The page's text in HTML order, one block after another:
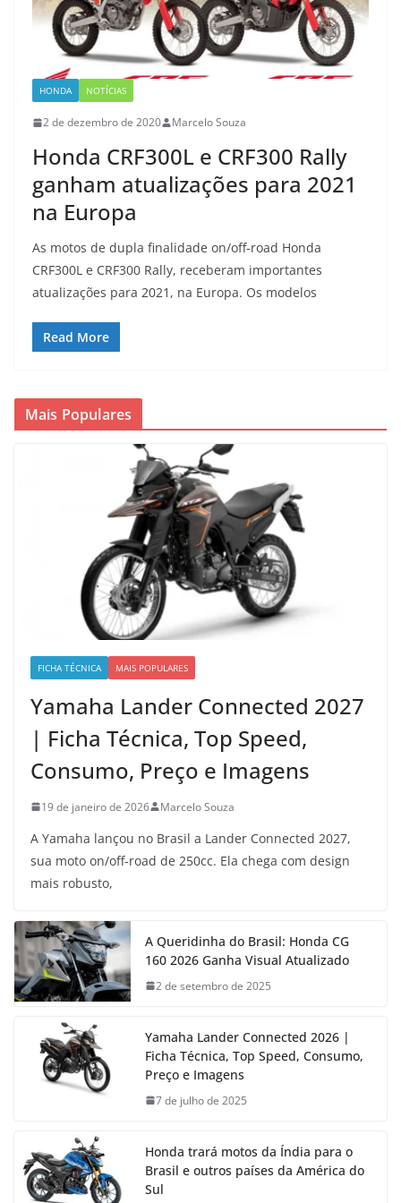
HONDA NOTÍCIAS
2 de dezembro de 2020 Marcelo Souza
Honda CRF300L e CRF300 Rally
ganham atualizações para 2021
na Europa
As motos de dupla finalidade on/off-road Honda
CRF300L e CRF300 Rally, receberam importantes
atualizações para 2021, na Europa. Os modelos
Read More
Mais Populares
FICHA TÉCNICA MAIS POPULARES
Yamaha Lander Connected 2027
| Ficha Técnica, Top Speed,
Consumo, Preço e Imagens
19 de janeiro de 2026 Marcelo Souza
A Yamaha lançou no Brasil a Lander Connected 2027,
sua moto on/off-road de 250cc. Ela chega com design
mais robusto,
A Queridinha do Brasil: Honda CG
160 2026 Ganha Visual Atualizado
2 de setembro de 2025
Yamaha Lander Connected 2026 |
Ficha Técnica, Top Speed, Consumo,
Preço e Imagens
7 de julho de 2025
Honda trará motos da Índia para o
Brasil e outros países da América do
Sul